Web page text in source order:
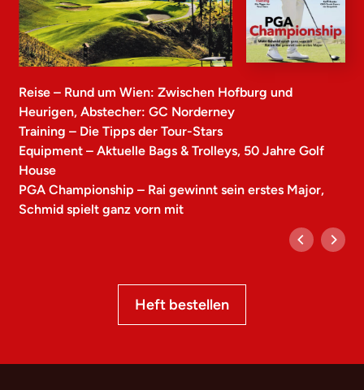
Reise – Rund um Wien: Zwischen Hofburg und
Heurigen, Abstecher: GC Norderney
Training – Die Tipps der Tour-Stars
Equipment – Aktuelle Bags & Trolleys, 50 Jahre Golf
House
PGA Championship – Rai gewinnt sein erstes Major,
Schmid spielt ganz vorn mit
Heft bestellen